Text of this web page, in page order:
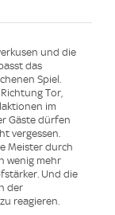
und die
das
Spiel.
Tor,
im
Gäste dürfen
vergessen.
Meister durch
wenig mehr
Und die
der
reagieren.